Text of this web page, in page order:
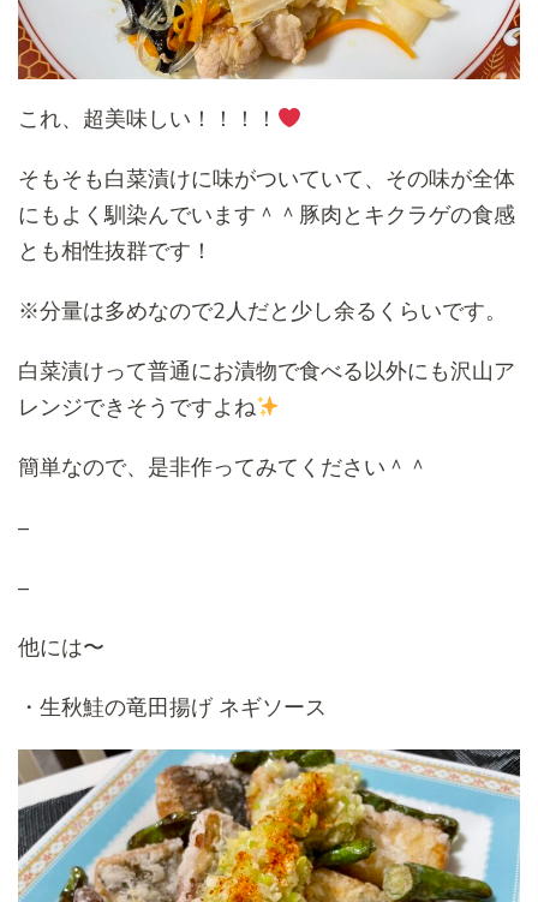
これ、超美味しい！！！！
そもそも白菜漬けに味がついていて、その味が全体
にもよく馴染んでいます＾＾豚肉とキクラゲの食感
とも相性抜群です！
※分量は多めなので2人だと少し余るくらいです。
白菜漬けって普通にお漬物で食べる以外にも沢山ア
レンジできそうですよね
簡単なので、是非作ってみてください＾＾
–
–
他には〜
・生秋鮭の竜田揚げ ネギソース